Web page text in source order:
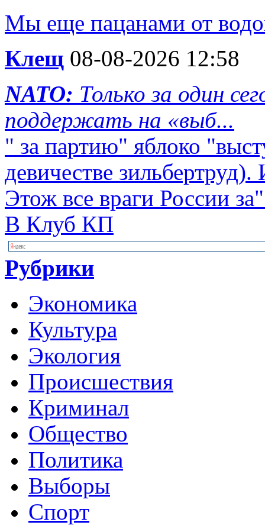
Мы еще пацанами от
Клещ 08-08-2026 12:58
NATO: Только за один
поддержать на «выб...
" за партию" яблоко
девичестве
Этож все враги России
В Клуб КП
Рубрики
Экономика
Культура
Экология
Происшествия
Криминал
Общество
Политика
Выборы
Спорт